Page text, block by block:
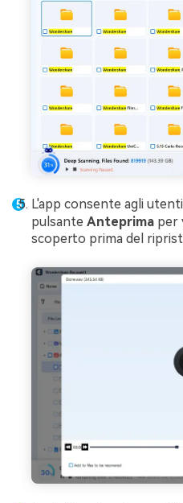
L'app consente agli
pulsante Anteprima per
scoperto prima del